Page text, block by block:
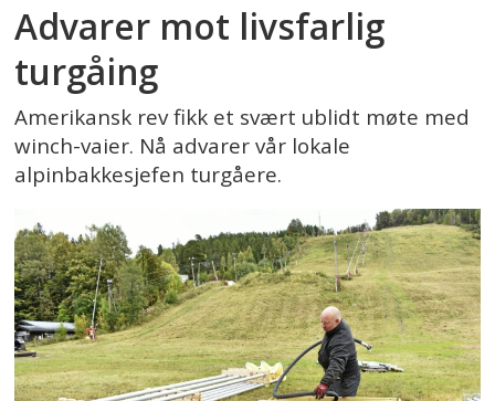
Advarer mot livsfarlig
turgåing
Amerikansk rev fikk et svært ublidt møte med
winch-vaier. Nå advarer vår lokale
alpinbakkesjefen turgåere.